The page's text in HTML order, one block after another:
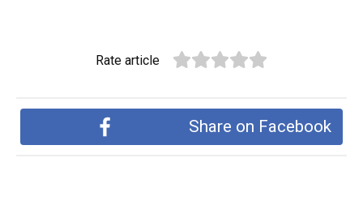
Rate article
Share on Facebook